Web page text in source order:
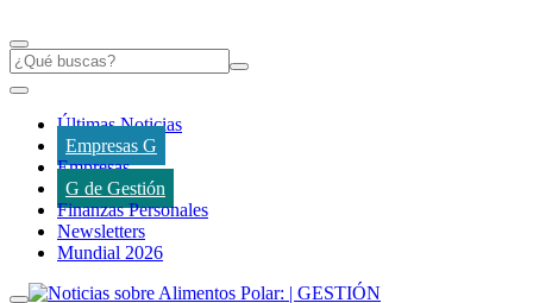
Últimas Noticias
Empresas G
Empresas
G de Gestión
Finanzas Personales
Newsletters
Mundial 2026